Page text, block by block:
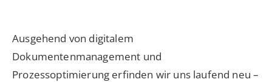
Ausgehend von digitalem
Dokumentenmanagement und
Prozessoptimierung erfinden wir uns laufend neu –